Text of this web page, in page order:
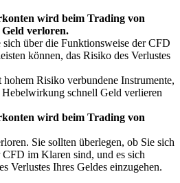
wird beim Trading von
verloren.
sich über die Funktionsweise der CFD
können, das Risiko des Verlustes
Risiko verbundene Instrumente,
schnell Geld verlieren
wird beim Trading von
Sie sollten überlegen, ob Sie sich
im Klaren sind, und es sich
Verlustes Ihres Geldes einzugehen.